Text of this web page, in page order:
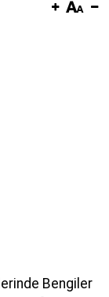
Bengiler